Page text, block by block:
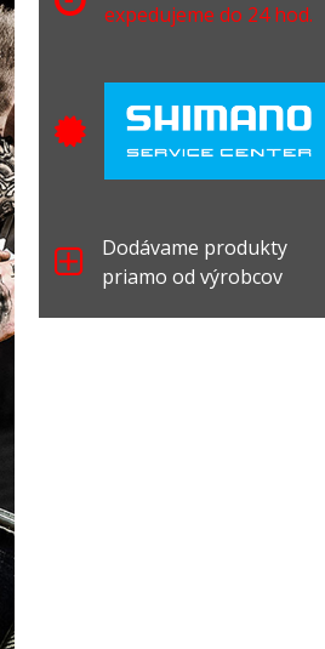
expedujeme do 24 hod.
Dodávame produkty
priamo od výrobcov